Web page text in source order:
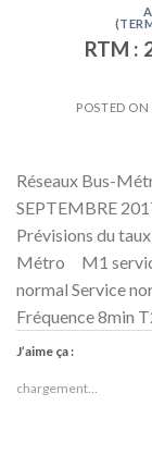
RTM :
POSTED ON
Réseaux Bus-
SEPTEMBRE
Prévisions du
Métro M1
normal Service
Fréquence 8min
J’aime ça :
chargement…